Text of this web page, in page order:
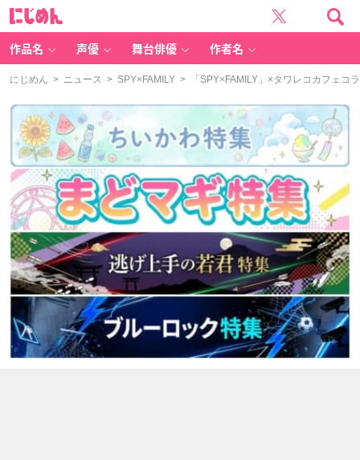
作品名 声優 舞台俳優 作者名
にじめん > ニュース > SPY×FAMILY > 「SPY×FAMILY」×タワレコカフェコ